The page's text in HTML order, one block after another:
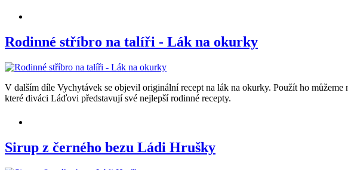
Rodinné stříbro na talíři - Lák na okurky
V dalším díle Vychytávek se objevil originální recept na lák na okurky. Použít ho
které diváci Láďovi představují své nejlepší rodinné recepty.
Sirup z černého bezu Ládi Hrušky